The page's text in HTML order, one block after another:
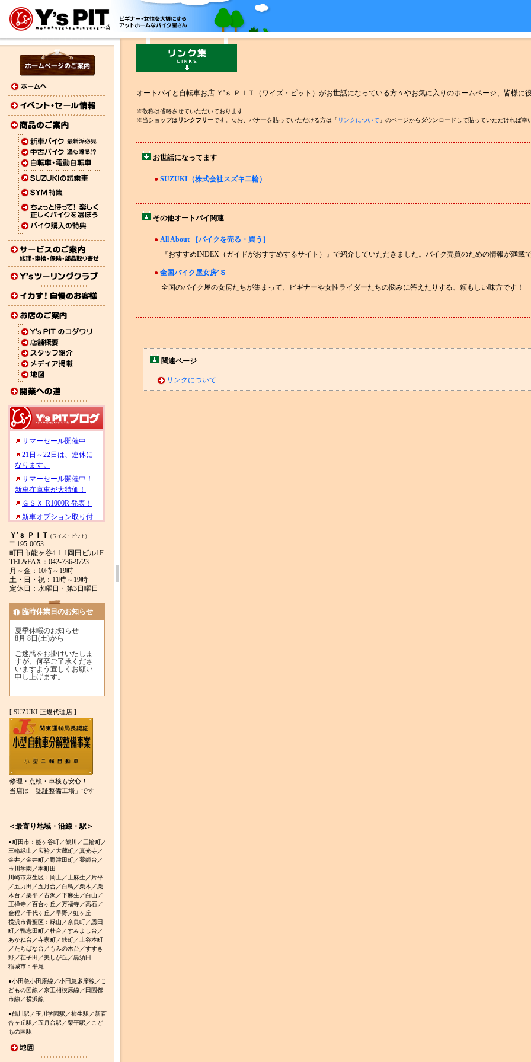
オートバイと自転車お店 Ｙ'ｓ ＰＩＴ（ワイズ・ピット）がお世話になっている方々やお気に入りのホームページ、皆様に
※敬称は省略させていただいております
※当ショップは リンクフリーです。なお、バナーを貼っていただける方は「 リンクについて 」のページからダウンロードして貼っていただければ幸
お世話になってます
● SUZUKI（株式会社スズキ二輪）
その他オートバイ関連
● All About ［バイクを売る・買う］
『おすすめINDEX（ガイドがおすすめするサイト）』で紹介していただきました。バイク売買のための情報が満載で
● 全国バイク屋女房’Ｓ
全国のバイク屋の女房たちが集まって、ビギナーや女性ライダーたちの悩みに答えたりする、頼もしい味方です！
関連ページ
リンクについて
Ｙ'ｓ ＰＩＴ (ワイズ・ピット)
〒195-0053
町田市能ヶ谷4-1-1岡田ビル1F
TEL&FAX：042-736-9723
月～金：10時～19時
土・日・祝：11時～19時
定休日：水曜日・第3日曜日
臨時休業日のお知らせ
夏季休暇のお知らせ
8月 8日(土)から
ご迷惑をお掛けいたしま
すが、何卒ご了承くださ
いますよう宜しくお願い
申し上げます。
[ SUZUKI 正規代理店 ]
修理・点検・車検も安心！
当店は「認証整備工場」です
＜最寄り地域・沿線・駅＞
●町田市：能ヶ谷町／鶴川／三輪町／
三輪緑山／広袴／大蔵町／真光寺／
金井／金井町／野津田町／薬師台／
玉川学園／本町田
川崎市麻生区：岡上／上麻生／片平
／五力田／五月台／白鳥／栗木／栗
木台／栗平／古沢／下麻生／白山／
王禅寺／百合ヶ丘／万福寺／高石／
金程／千代ヶ丘／早野／虹ヶ丘
横浜市青葉区：緑山／奈良町／恩田
町／鴨志田町／桂台／すみよし台／
あかね台／寺家町／鉄町／上谷本町
／たちばな台／もみの木台／すすき
野／荏子田／美しが丘／黒須田
稲城市：平尾
●小田急小田原線／小田急多摩線／こ
どもの国線／京王相模原線／田園都
市線／横浜線
●鶴川駅／玉川学園駅／柿生駅／新百
合ヶ丘駅／五月台駅／栗平駅／こど
もの国駅